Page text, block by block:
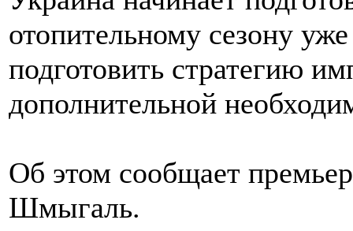
отопительному сезону
подготовить стратегию
дополнительной
Об этом сообщает
Шмыгаль.